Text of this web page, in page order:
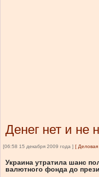
Денег нет и не
[06:58 15 декабря 2009 года ] [
Украина утратила шанс
валютного фонда до